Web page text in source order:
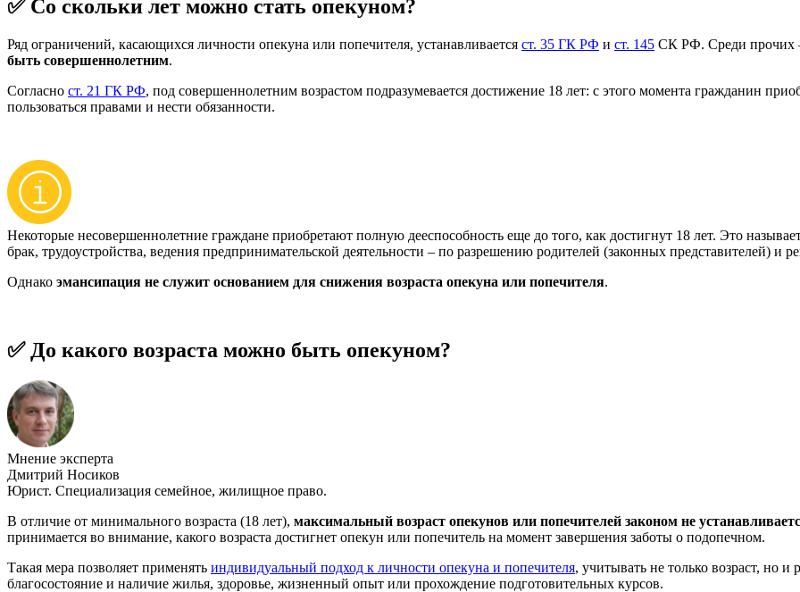
✅ Со скольки лет можно стать опекуном?
Ряд ограничений, касающихся личности опекуна или попечителя, устанавливается ст. 35 ГК РФ и ст. 145 СК РФ. Среди прочих
быть совершеннолетним.
Согласно ст. 21 ГК РФ, под совершеннолетним возрастом подразумевается достижение 18 лет: с этого момента гражданин
пользоваться правами и нести обязанности.
Некоторые несовершеннолетние граждане приобретают полную дееспособность еще до того, как достигнут 18 лет. Это
брак, трудоустройства, ведения предпринимательской деятельности – по разрешению родителей (законных представителей)
Однако эмансипация не служит основанием для снижения возраста опекуна или попечителя.
✅ До какого возраста можно быть опекуном?
Мнение эксперта
Дмитрий Носиков
Юрист. Специализация семейное, жилищное право.
В отличие от минимального возраста (18 лет), максимальный возраст опекунов или попечителей законом не
принимается во внимание, какого возраста достигнет опекун или попечитель на момент завершения заботы о подопечном.
Такая мера позволяет применять индивидуальный подход к личности опекуна и попечителя, учитывать не только возраст, но
благосостояние и наличие жилья, здоровье, жизненный опыт или прохождение подготовительных курсов.